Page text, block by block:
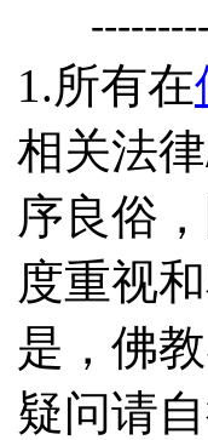
1.所有在
相关法
序良俗
度重视
是，佛
疑问请